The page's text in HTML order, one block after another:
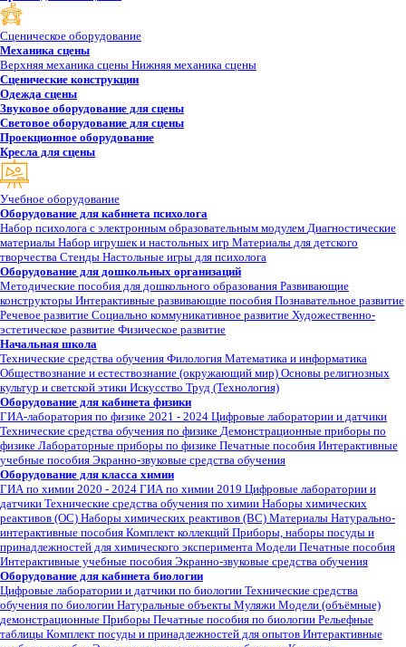
Сценическое оборудование
Механика сцены
Верхняя механика сцены Нижняя механика сцены
Сценические конструкции
Одежда сцены
Звуковое оборудование для сцены
Световое оборудование для сцены
Проекционное оборудование
Кресла для сцены
Учебное оборудование
Оборудование для кабинета психолога
Набор психолога с электронным образовательным модулем Диагностические
материалы Набор игрушек и настольных игр Материалы для детского
творчества Стенды Настольные игры для психолога
Оборудование для дошкольных организаций
Методические пособия для дошкольного образования Развивающие
конструкторы Интерактивные развивающие пособия Познавательное развитие
Речевое развитие Социально коммуникативное развитие Художественно-
эстетическое развитие Физическое развитие
Начальная школа
Технические средства обучения Филология Математика и информатика
Обществознание и естествознание (окружающий мир) Основы религиозных
культур и светской этики Искусство Труд (Технология)
Оборудование для кабинета физики
ГИА-лаборатория по физике 2021 - 2024 Цифровые лаборатории и датчики
Технические средства обучения по физике Демонстрационные приборы по
физике Лабораторные приборы по физике Печатные пособия Интерактивные
учебные пособия Экранно-звуковые средства обучения
Оборудование для класса химии
ГИА по химии 2020 - 2024 ГИА по химии 2019 Цифровые лаборатории и
датчики Технические средства обучения по химии Наборы химических
реактивов (ОС) Наборы химических реактивов (ВС) Материалы Натурально-
интерактивные пособия Комплект коллекций Приборы, наборы посуды и
принадлежностей для химического эксперимента Модели Печатные пособия
Интерактивные учебные пособия Экранно-звуковые средства обучения
Оборудование для кабинета биологии
Цифровые лаборатории и датчики по биологии Технические средства
обучения по биологии Натуральные объекты Муляжи Модели (объёмные)
демонстрационные Приборы Печатные пособия по биологии Рельефные
таблицы Комплект посуды и принадлежностей для опытов Интерактивные